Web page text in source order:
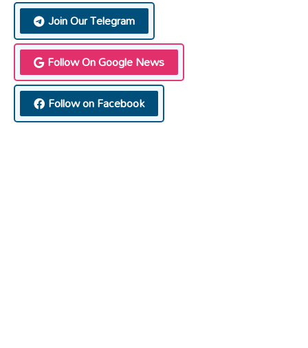
Join Our Telegram
Follow On Google News
Follow on Facebook